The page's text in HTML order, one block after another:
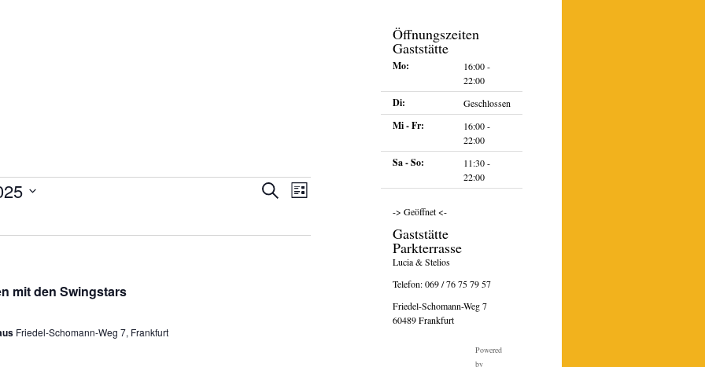
Veranstaltungen
Suche
Veranstaltung
Navigation
Liste
mit den Swingstars
Friedel-Schomann-Weg 7, Frankfurt
Öffnungszeiten
Gaststätte
Mo:
16:00 -
22:00
Di: Geschlossen
Mi - Fr:
16:00 -
22:00
Sa - So:
11:30 -
22:00
-> Geöffnet <-
Gaststätte
Parkterrasse
Lucia & Stelios
Telefon:069 / 76 75 79 57
Friedel-Schomann-Weg 7
60489 Frankfurt
Powered
by